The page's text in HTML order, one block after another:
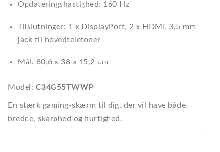
Opdateringshastighed: 160 Hz
Tilslutninger: 1 x DisplayPort, 2 x HDMI, 3,5 mm
jack til hovedtelefoner
Mål: 80,6 x 38 x 15,2 cm
Model: C34G55TWWP
En stærk gaming-skærm til dig, der vil have både
bredde, skarphed og hurtighed.